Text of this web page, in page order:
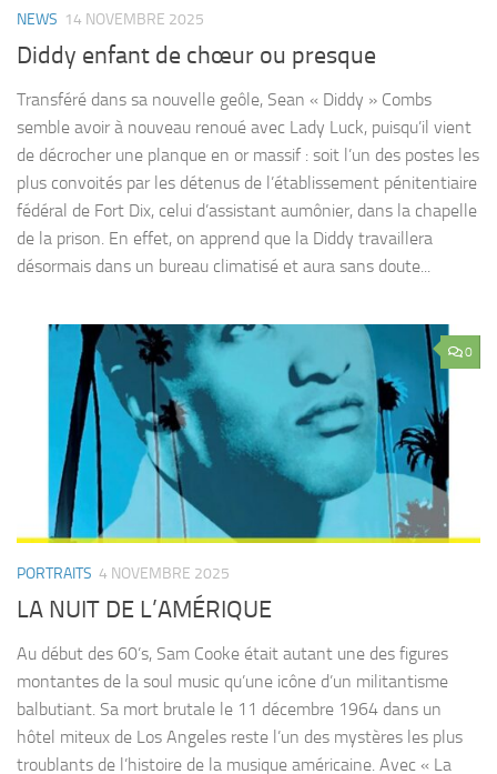
NEWS 14 NOVEMBRE 2025
Diddy enfant de chœur ou presque
Transféré dans sa nouvelle geôle, Sean « Diddy » Combs
semble avoir à nouveau renoué avec Lady Luck, puisqu’il vient
de décrocher une planque en or massif : soit l’un des postes les
plus convoités par les détenus de l’établissement pénitentiaire
fédéral de Fort Dix, celui d’assistant aumônier, dans la chapelle
de la prison. En effet, on apprend que la Diddy travaillera
désormais dans un bureau climatisé et aura sans doute...
0
PORTRAITS 4 NOVEMBRE 2025
LA NUIT DE L’AMÉRIQUE
Au début des 60’s, Sam Cooke était autant une des figures
montantes de la soul music qu’une icône d’un militantisme
balbutiant. Sa mort brutale le 11 décembre 1964 dans un
hôtel miteux de Los Angeles reste l’un des mystères les plus
troublants de l’histoire de la musique américaine. Avec « La